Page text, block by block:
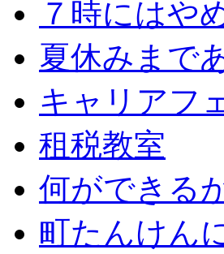
７時にはや
夏休みまで
キャリアフ
租税教室
何ができる
町たんけん